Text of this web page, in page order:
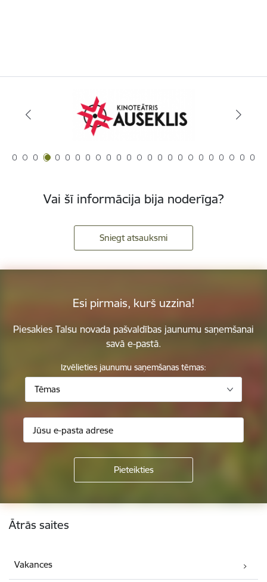
Vai šī informācija bija noderīga?
Sniegt atsauksmi
Esi pirmais, kurš uzzina!
Piesakies Talsu novada pašvaldības jaunumu saņemšanai
savā e-pastā.
Izvēlieties jaunumu saņemšanas tēmas:
Tēmas
Kājene
Ātrās saites
Vakances